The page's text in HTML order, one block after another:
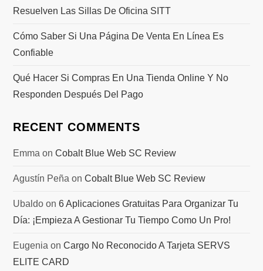
Resuelven Las Sillas De Oficina SITT
Cómo Saber Si Una Página De Venta En Línea Es
Confiable
Qué Hacer Si Compras En Una Tienda Online Y No
Responden Después Del Pago
RECENT COMMENTS
Emma onCobalt Blue Web SC Review
Agustín Peña onCobalt Blue Web SC Review
Ubaldo on6 Aplicaciones Gratuitas Para Organizar Tu
Día: ¡Empieza A Gestionar Tu Tiempo Como Un Pro!
Eugenia onCargo No Reconocido A Tarjeta SERVS
ELITE CARD